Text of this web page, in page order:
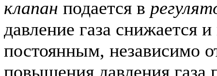
клапан подается в
давление газа снижается
постоянным, независимо
повышения давления газа